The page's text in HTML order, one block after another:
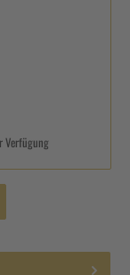
Verfügung